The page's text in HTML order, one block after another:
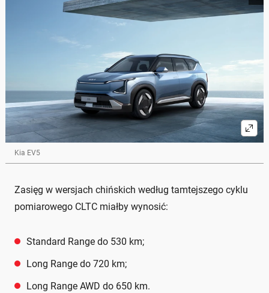
Kia EV5
Zasięg w wersjach chińskich według tamtejszego cyklu
pomiarowego CLTC miałby wynosić:
Standard Range do 530 km;
Long Range do 720 km;
Long Range AWD do 650 km.